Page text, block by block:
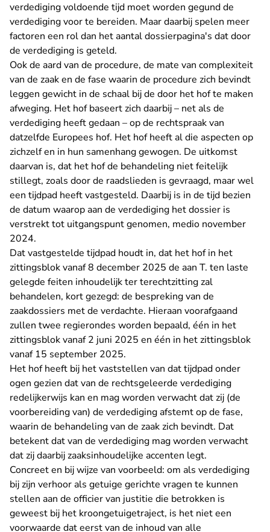
verdediging voldoende tijd moet worden gegund de
verdediging voor te bereiden. Maar daarbij spelen meer
factoren een rol dan het aantal dossierpagina's dat door
de verdediging is geteld.
Ook de aard van de procedure, de mate van complexiteit
van de zaak en de fase waarin de procedure zich bevindt
leggen gewicht in de schaal bij de door het hof te maken
afweging. Het hof baseert zich daarbij – net als de
verdediging heeft gedaan – op de rechtspraak van
datzelfde Europees hof. Het hof heeft al die aspecten op
zichzelf en in hun samenhang gewogen. De uitkomst
daarvan is, dat het hof de behandeling niet feitelijk
stillegt, zoals door de raadslieden is gevraagd, maar wel
een tijdpad heeft vastgesteld. Daarbij is in de tijd bezien
de datum waarop aan de verdediging het dossier is
verstrekt tot uitgangspunt genomen, medio november
2024.
Dat vastgestelde tijdpad houdt in, dat het hof in het
zittingsblok vanaf 8 december 2025 de aan T. ten laste
gelegde feiten inhoudelijk ter terechtzitting zal
behandelen, kort gezegd: de bespreking van de
zaakdossiers met de verdachte. Hieraan voorafgaand
zullen twee regierondes worden bepaald, één in het
zittingsblok vanaf 2 juni 2025 en één in het zittingsblok
vanaf 15 september 2025.
Het hof heeft bij het vaststellen van dat tijdpad onder
ogen gezien dat van de rechtsgeleerde verdediging
redelijkerwijs kan en mag worden verwacht dat zij (de
voorbereiding van) de verdediging afstemt op de fase,
waarin de behandeling van de zaak zich bevindt. Dat
betekent dat van de verdediging mag worden verwacht
dat zij daarbij zaaksinhoudelijke accenten legt.
Concreet en bij wijze van voorbeeld: om als verdediging
bij zijn verhoor als getuige gerichte vragen te kunnen
stellen aan de officier van justitie die betrokken is
geweest bij het kroongetuigetraject, is het niet een
voorwaarde dat eerst van de inhoud van alle